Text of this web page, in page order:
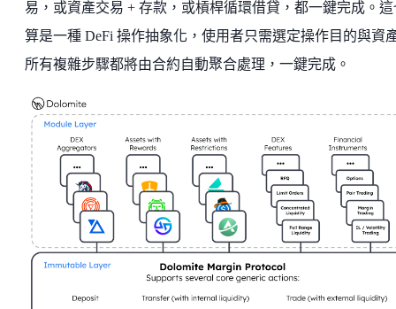
易，或資產交易 + 存款，或槓桿循環借貸，都一鍵完成。這
算是一種 DeFi 操作抽象化，使用者只需選定操作目的與資
所有複雜步驟都將由合約自動聚合處理，一鍵完成。